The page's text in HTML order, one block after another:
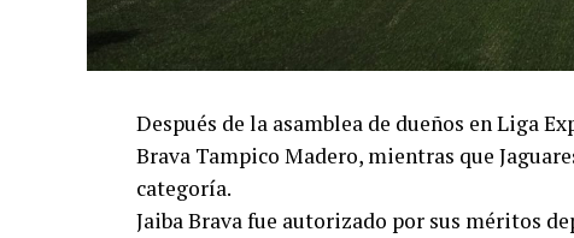
Después de la asamblea de dueños en Liga
Brava Tampico Madero, mientras que
categoría.
Jaiba Brava fue autorizado por sus méritos